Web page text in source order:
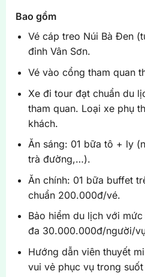
Bao gồm
Vé cáp treo Núi Bà Đen
đỉnh Vân Sơn.
Vé vào cổng tham quan
Xe đi tour đạt chuẩn du
tham quan. Loại xe phụ
khách.
Ăn sáng: 01 bữa tô + ly
trà đường,…).
Ăn chính: 01 bữa buffet
chuẩn 200.000đ/vé.
Bảo hiểm du lịch với
đa 30.000.000đ/người/
Hướng dẫn viên thuyết
vui vẻ phục vụ trong